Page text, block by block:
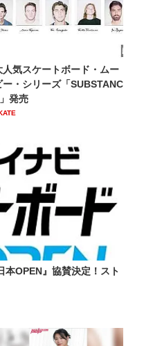
人気スケートボード・ムー
ー・シリーズ「SUBSTANC
発売
本OPEN』協賛決定！スト